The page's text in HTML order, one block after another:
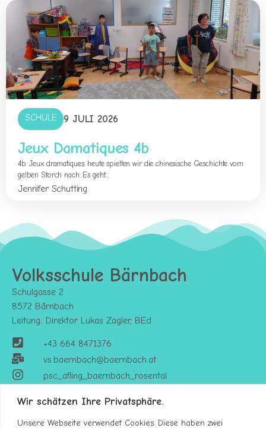
Wir schätzen Ihre Privatsphäre.
Unsere Webseite verwendet Cookies. Diese haben zwei
SCHULE 9 JULI 2026
Jeux Damatiques 4b
4b: Jeux dramatiques: heute spielten wir die chinesische Geschichte vom
gelben Storch nach. Es geht...
Jennifer Schutting
Volksschule Bärnbach
Schulgasse 2
8572 Bärnbach
Leitung: Direktor Lukas Zagler, BEd
+43 664 8471376
vs.baernbach@baernbach.at
psc_afling_baernbach_rosental